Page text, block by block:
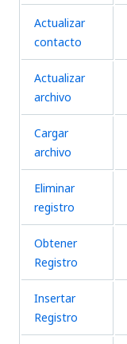
Actualizar
contacto
Actualizar
archivo
Cargar
archivo
Eliminar
registro
Obtener
Registro
Insertar
Registro